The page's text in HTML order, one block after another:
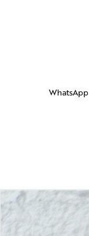
WhatsApp